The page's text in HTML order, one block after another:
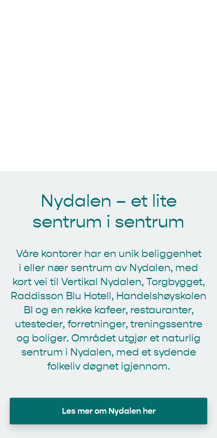
Nydalen – et lite
sentrum i sentrum
Våre kontorer har en unik beliggenhet
i eller nær sentrum av Nydalen, med
kort vei til Vertikal Nydalen, Torgbygget,
Raddisson Blu Hotell, Handelshøyskolen
BI og en rekke kafeer, restauranter,
utesteder, forretninger, treningssentre
og boliger. Området utgjør et naturlig
sentrum i Nydalen, med et sydende
folkeliv døgnet igjennom.
Les mer om Nydalen her